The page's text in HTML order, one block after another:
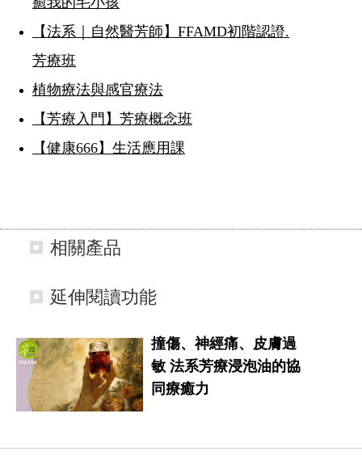
【法系｜自然醫芳師】FFAMD初階認證.
芳療班
植物療法與感官療法
【芳療入門】芳療概念班
【健康666】生活應用課
相關產品
延伸閱讀功能
撞傷、神經痛、皮膚過
敏 法系芳療浸泡油的協
同療癒力